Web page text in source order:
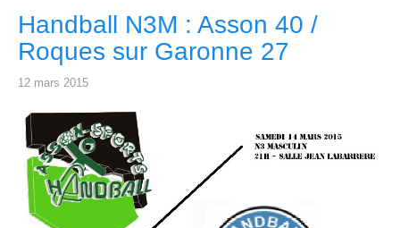
Handball N3M : Asson 40 /
Roques sur Garonne 27
12 mars 2015